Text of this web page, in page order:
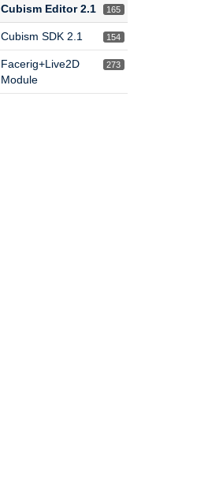
165
Cubism Editor 2.1
154
Cubism SDK 2.1
273
Facerig+Live2D
Module